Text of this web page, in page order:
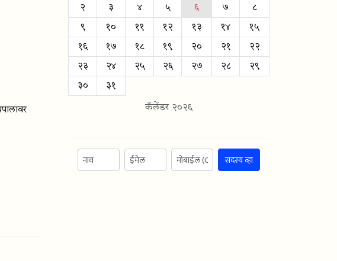
२ ३ ४ ५ ६ ७ ८
९ १० ११ १२ १३ १४ १५
१६ १७ १८ १९ २० २१ २२
२३ २४ २५ २६ २७ २८ २९
३० ३१
कॅलेंडर २०२६
सदस्य व्हा